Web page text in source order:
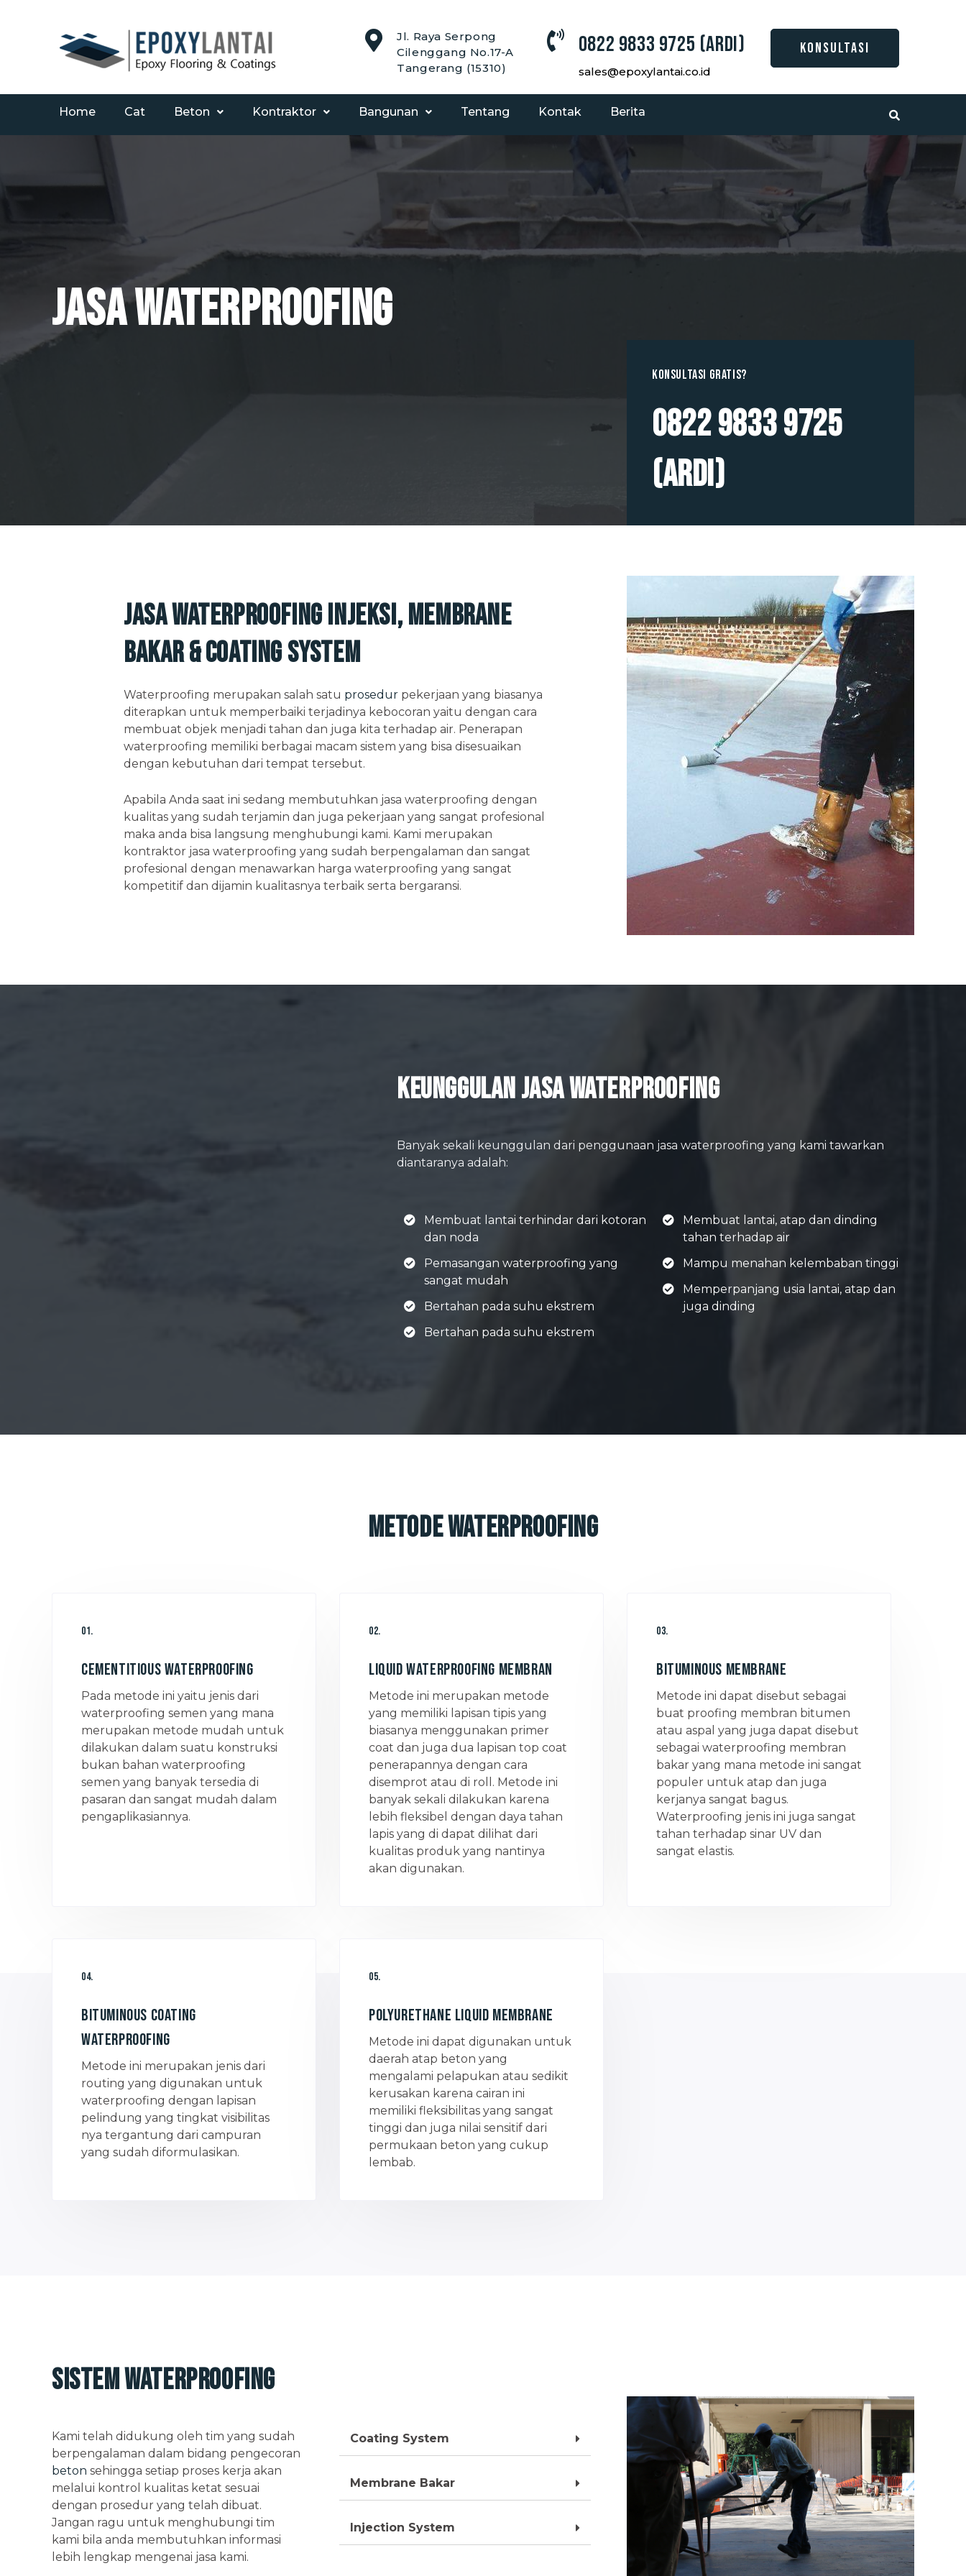
Jl. Raya Serpong
Cilenggang No.17-A
Tangerang (15310)
0822 9833 9725 (Ardi)
sales@epoxylantai.co.id
KONSULTASI
Home Cat Beton Kontraktor Bangunan Tentang Kontak Berita
Jasa Waterproofing
Konsultasi GRATIS?
0822 9833 9725
(Ardi)
Jasa Waterproofing Injeksi, Membrane
Bakar & Coating System
Waterproofing merupakan salah satu prosedur pekerjaan yang biasanya
diterapkan untuk memperbaiki terjadinya kebocoran yaitu dengan cara
membuat objek menjadi tahan dan juga kita terhadap air. Penerapan
waterproofing memiliki berbagai macam sistem yang bisa disesuaikan
dengan kebutuhan dari tempat tersebut.
Apabila Anda saat ini sedang membutuhkan jasa waterproofing dengan
kualitas yang sudah terjamin dan juga pekerjaan yang sangat profesional
maka anda bisa langsung menghubungi kami. Kami merupakan
kontraktor jasa waterproofing yang sudah berpengalaman dan sangat
profesional dengan menawarkan harga waterproofing yang sangat
kompetitif dan dijamin kualitasnya terbaik serta bergaransi.
Keunggulan Jasa Waterproofing
Banyak sekali keunggulan dari penggunaan jasa waterproofing yang kami tawarkan
diantaranya adalah:
Membuat lantai terhindar dari kotoran
dan noda
Pemasangan waterproofing yang
sangat mudah
Bertahan pada suhu ekstrem
Bertahan pada suhu ekstrem
Membuat lantai, atap dan dinding
tahan terhadap air
Mampu menahan kelembaban tinggi
Memperpanjang usia lantai, atap dan
juga dinding
Metode Waterproofing
01.
Cementitious Waterproofing
Pada metode ini yaitu jenis dari
waterproofing semen yang mana
merupakan metode mudah untuk
dilakukan dalam suatu konstruksi
bukan bahan waterproofing
semen yang banyak tersedia di
pasaran dan sangat mudah dalam
pengaplikasiannya.
02.
Liquid Waterproofing Membran
Metode ini merupakan metode
yang memiliki lapisan tipis yang
biasanya menggunakan primer
coat dan juga dua lapisan top coat
penerapannya dengan cara
disemprot atau di roll. Metode ini
banyak sekali dilakukan karena
lebih fleksibel dengan daya tahan
lapis yang di dapat dilihat dari
kualitas produk yang nantinya
akan digunakan.
03.
Bituminous Membrane
Metode ini dapat disebut sebagai
buat proofing membran bitumen
atau aspal yang juga dapat disebut
sebagai waterproofing membran
bakar yang mana metode ini sangat
populer untuk atap dan juga
kerjanya sangat bagus.
Waterproofing jenis ini juga sangat
tahan terhadap sinar UV dan
sangat elastis.
04.
Bituminous Coating
Waterproofing
Metode ini merupakan jenis dari
routing yang digunakan untuk
waterproofing dengan lapisan
pelindung yang tingkat visibilitas
nya tergantung dari campuran
yang sudah diformulasikan.
05.
Polyurethane Liquid Membrane
Metode ini dapat digunakan untuk
daerah atap beton yang
mengalami pelapukan atau sedikit
kerusakan karena cairan ini
memiliki fleksibilitas yang sangat
tinggi dan juga nilai sensitif dari
permukaan beton yang cukup
lembab.
Sistem Waterproofing
Kami telah didukung oleh tim yang sudah
berpengalaman dalam bidang pengecoran
beton sehingga setiap proses kerja akan
melalui kontrol kualitas ketat sesuai
dengan prosedur yang telah dibuat.
Jangan ragu untuk menghubungi tim
kami bila anda membutuhkan informasi
lebih lengkap mengenai jasa kami.
Coating System
Membrane Bakar
Injection System